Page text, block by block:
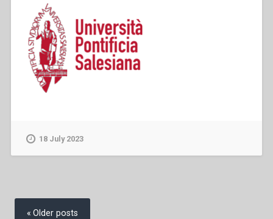
18 July 2023
Posts
navigation
Older posts